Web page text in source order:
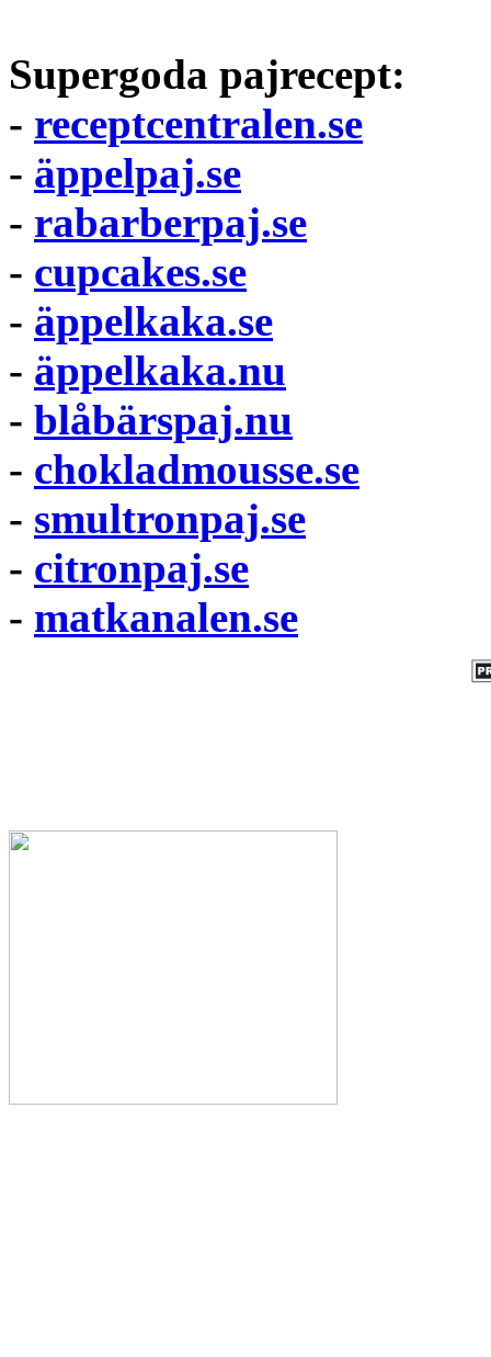
Supergoda pajrecept:
- receptcentralen.se
- äppelpaj.se
- rabarberpaj.se
- cupcakes.se
- äppelkaka.se
- äppelkaka.nu
- blåbärspaj.nu
- chokladmousse.se
- smultronpaj.se
- citronpaj.se
- matkanalen.se